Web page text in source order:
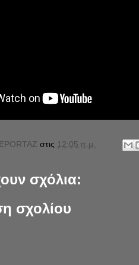
στις 12:05 π.μ.
σχόλια:
σχολίου